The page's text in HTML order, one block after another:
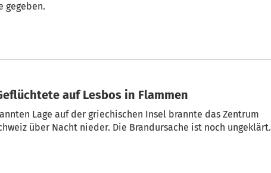
gegeben.
auf Lesbos in Flammen
Lage auf der griechischen Insel brannte das Zentrum
über Nacht nieder. Die Brandursache ist noch ungeklärt.